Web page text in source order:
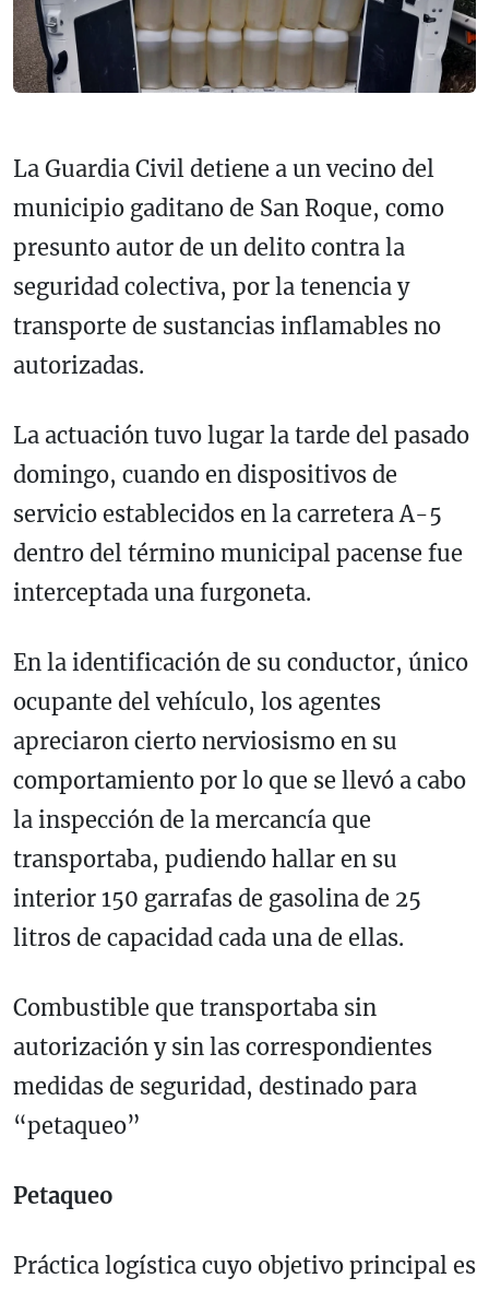
La Guardia Civil detiene a un vecino del
municipio gaditano de San Roque, como
presunto autor de un delito contra la
seguridad colectiva, por la tenencia y
transporte de sustancias inflamables no
autorizadas.
La actuación tuvo lugar la tarde del pasado
domingo, cuando en dispositivos de
servicio establecidos en la carretera A-5
dentro del término municipal pacense fue
interceptada una furgoneta.
En la identificación de su conductor, único
ocupante del vehículo, los agentes
apreciaron cierto nerviosismo en su
comportamiento por lo que se llevó a cabo
la inspección de la mercancía que
transportaba, pudiendo hallar en su
interior 150 garrafas de gasolina de 25
litros de capacidad cada una de ellas.
Combustible que transportaba sin
autorización y sin las correspondientes
medidas de seguridad, destinado para
“petaqueo”
Petaqueo
Práctica logística cuyo objetivo principal es